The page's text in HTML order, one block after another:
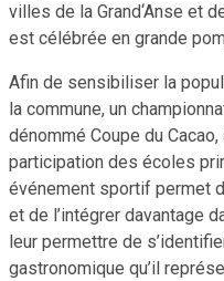
villes de la Grand‘Anse et
est célébrée en grande
Afin de sensibiliser la
la commune, un
dénommé Coupe du
participation des écoles
événement sportif permet
et de l’intégrer davantage
leur permettre de
gastronomique qu’il